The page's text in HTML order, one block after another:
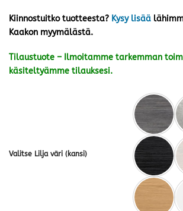
Kiinnostuitko tuotteesta? Kysy lisää
Kaakon myymälästä.
Tilaustuote – Ilmoitamme tarkemman
käsiteltyämme tilauksesi.
Valitse Lilja väri (kansi)